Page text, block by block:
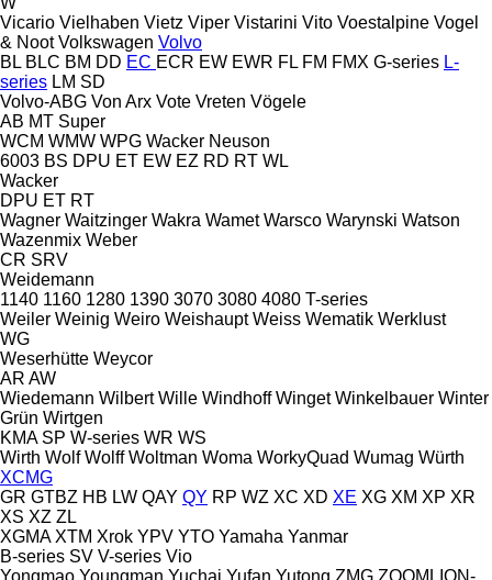
Vicario Vielhaben Vietz Viper Vistarini Vito Voestalpine Vogel
& Noot Volkswagen Volvo
BL BLC BM DD EC ECR EW EWR FL FM FMX G-series L-
series LM SD
Volvo-ABG Von Arx Vote Vreten Vögele
AB MT Super
WCM WMW WPG Wacker Neuson
6003 BS DPU ET EW EZ RD RT WL
Wacker
DPU ET RT
Wagner Waitzinger Wakra Wamet Warsco Warynski Watson
Wazenmix Weber
CR SRV
Weidemann
1140 1160 1280 1390 3070 3080 4080 T-series
Weiler Weinig Weiro Weishaupt Weiss Wematik Werklust
WG
Weserhütte Weycor
AR AW
Wiedemann Wilbert Wille Windhoff Winget Winkelbauer Winter
Grün Wirtgen
KMA SP W-series WR WS
Wirth Wolf Wolff Woltman Woma WorkyQuad Wumag Würth
XCMG
GR GTBZ HB LW QAY QY RP WZ XC XD XE XG XM XP XR
XS XZ ZL
XGMA XTM Xrok YPV YTO Yamaha Yanmar
B-series SV V-series Vio
Yongmao Youngman Yuchai Yufan Yutong ZMG ZOOMLION-